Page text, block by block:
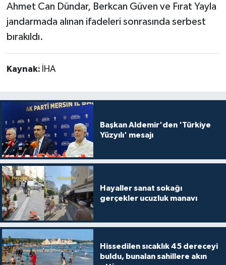
Ahmet Can Dündar, Berkcan Güven ve Fırat Yayla
jandarmada alınan ifadeleri sonrasında serbest
bırakıldı.
Kaynak: İHA
Başkan Aldemir'den 'Türkiye
Yüzyılı' mesajı
Hayaller sanat sokağı
gerçekler ucuzluk manavı
Hissedilen sıcaklık 45 dereceyi
buldu, bunalan sahillere akın